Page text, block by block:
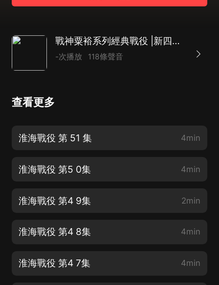
戰神粟裕系列經典戰役 |新四軍|長征|三大戰役
-次播放 118條聲音
查看更多
淮海戰役 第 51 集 4min
淮海戰役 第5 0集 4min
淮海戰役 第4 9集 2min
淮海戰役 第4 8集 4min
淮海戰役 第4 7集 4min